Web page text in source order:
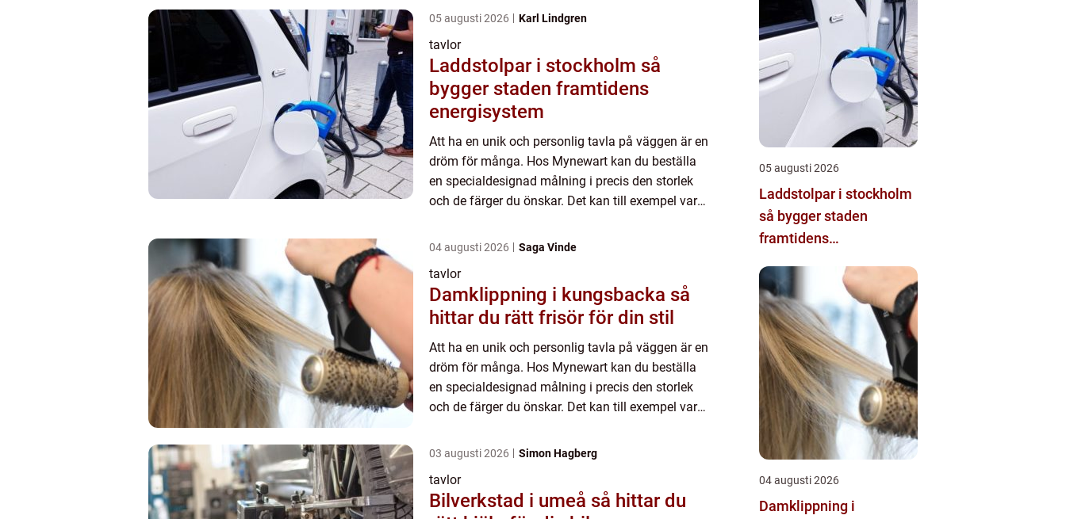
05 augusti 2026 Karl Lindgren
tavlor
Laddstolpar i stockholm så
bygger staden framtidens
energisystem
Att ha en unik och personlig tavla på väggen är en
dröm för många. Hos Mynewart kan du beställa
en specialdesignad målning i precis den storlek
och de färger du önskar. Det kan till exempel vara
04 augusti 2026 Saga Vinde
tavlor
Damklippning i kungsbacka så
hittar du rätt frisör för din stil
Att ha en unik och personlig tavla på väggen är en
dröm för många. Hos Mynewart kan du beställa
en specialdesignad målning i precis den storlek
och de färger du önskar. Det kan till exempel vara
03 augusti 2026 Simon Hagberg
tavlor
Bilverkstad i umeå så hittar du
05 augusti 2026
Laddstolpar i stockholm
så bygger staden
framtidens
04 augusti 2026
Damklippning i